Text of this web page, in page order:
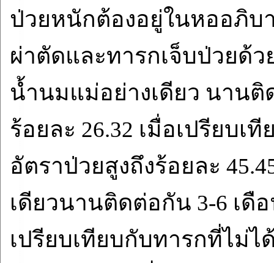
ป่วยหนักต้องอยู่ในหออภิบ
ผ่าตัดและทารกเจ็บป่วยด้
น้ำนมแม่อย่างเดียว นานติ
ร้อยละ 26.32 เมื่อเปรียบ
อัตราป่วยสูงถึงร้อยละ
เดียวนานติดต่อกัน 3-6 เดื
เปรียบเทียบกับทารกที่ไม่